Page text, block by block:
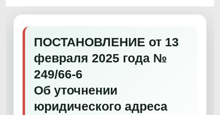
ПОСТАНОВЛЕНИЕ от 13
февраля 2025 года №
249/66-6
Об уточнении
юридического адреса